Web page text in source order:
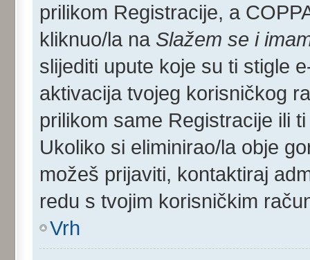
prilikom Registracije, a
kliknuo/la na Slažem se i
slijediti upute koje su ti stigle
aktivacija tvojeg korisničkog
prilikom same Registracije ili
Ukoliko si eliminirao/la obje
možeš prijaviti, kontaktiraj
redu s tvojim korisničkim
Vrh